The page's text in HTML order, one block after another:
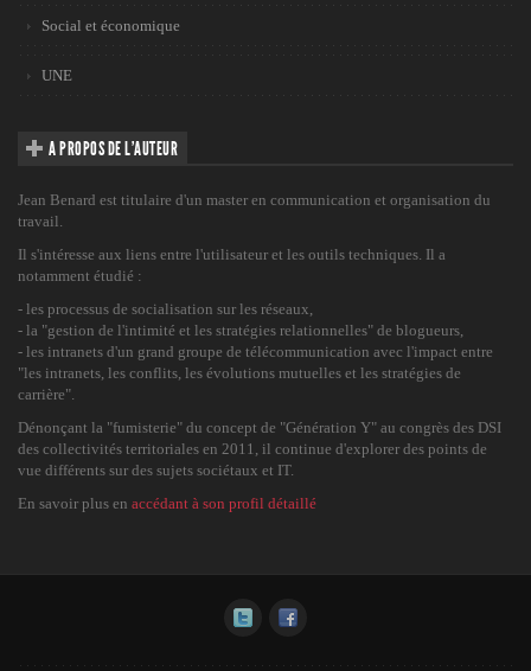
Social et économique
UNE
A PROPOS DE L’AUTEUR
Jean Benard est titulaire d'un master en communication et organisation du
travail.
Il s'intéresse aux liens entre l'utilisateur et les outils techniques. Il a
notamment étudié :
- les processus de socialisation sur les réseaux,
- la "gestion de l'intimité et les stratégies relationnelles" de blogueurs,
- les intranets d'un grand groupe de télécommunication avec l'impact entre
"les intranets, les conflits, les évolutions mutuelles et les stratégies de
carrière".
Dénonçant la "fumisterie" du concept de "Génération Y" au congrès des DSI
des collectivités territoriales en 2011, il continue d'explorer des points de
vue différents sur des sujets sociétaux et IT.
En savoir plus en accédant à son profil détaillé